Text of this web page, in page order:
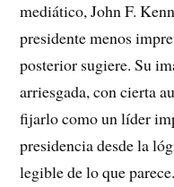
mediático, John F.
presidente menos
posterior sugiere. Su
arriesgada, con cierta
fijarlo como un líder
presidencia desde la
legible de lo que